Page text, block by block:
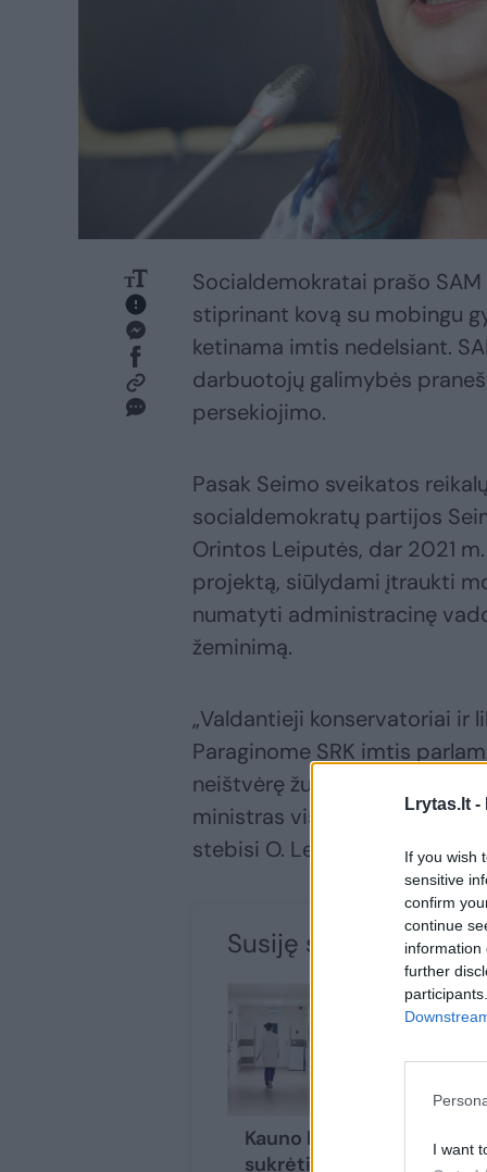
Lrytas.lt -
If you wish
sensitive
confirm
continue
information
further
I want
Socialdemokratai prašo
stiprinant kovą su mobingu
ketinama imtis nedelsiant.
darbuotojų galimybės
persekiojimo.
Pasak Seimo sveikatos
socialdemokratų partijos
Orintos Leiputės, dar 2021
projektą, siūlydami įtraukti
numatyti administracinę
žeminimą.
„Valdantieji konservatoriai ir
Paraginome SRK imtis
neištvėrę žudosi, reikalauja
ministras vis dar žada ko nors
stebisi O. Leiputė.
Susiję straipsniai
Kauno klinikose –
sukrėtimas: